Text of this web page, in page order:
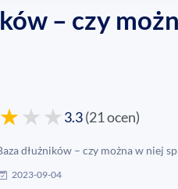
– czy
3.3(21ocen)
dłużników – czy można w niej
2023-09-04